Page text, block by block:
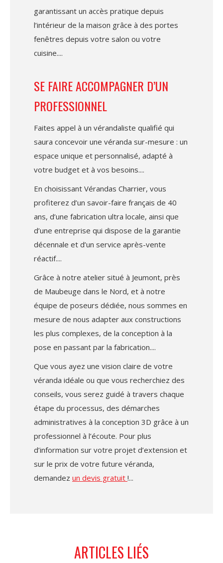
garantissant un accès pratique depuis
l’intérieur de la maison grâce à des portes
fenêtres depuis votre salon ou votre
cuisine.
SE FAIRE ACCOMPAGNER D’UN
PROFESSIONNEL
Faites appel à un vérandaliste qualifié qui
saura concevoir une véranda sur-mesure : un
espace unique et personnalisé, adapté à
votre budget et à vos besoins.
En choisissant Vérandas Charrier, vous
profiterez d’un savoir-faire français de 40
ans, d’une fabrication ultra locale, ainsi que
d’une entreprise qui dispose de la garantie
décennale et d’un service après-vente
réactif.
Grâce à notre atelier situé à Jeumont, près
de Maubeuge dans le Nord, et à notre
équipe de poseurs dédiée, nous sommes en
mesure de nous adapter aux constructions
les plus complexes, de la conception à la
pose en passant par la fabrication.
Que vous ayez une vision claire de votre
véranda idéale ou que vous recherchiez des
conseils, vous serez guidé à travers chaque
étape du processus, des démarches
administratives à la conception 3D grâce à un
professionnel à l’écoute. Pour plus
d’information sur votre projet d’extension et
sur le prix de votre future véranda,
demandez un devis gratuit !
ARTICLES LIÉS